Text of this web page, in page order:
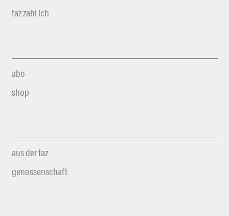
taz zahl ich
abo
shop
aus der taz
genossenschaft